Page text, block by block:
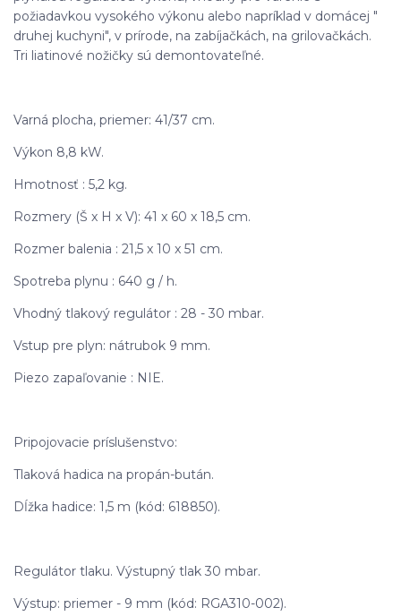
požiadavkou vysokého výkonu alebo napríklad v domácej "
druhej kuchyni", v prírode, na zabíjačkách, na grilovačkách.
Tri liatinové nožičky sú demontovateľné.
Varná plocha, priemer: 41/37 cm.
Výkon 8,8 kW.
Hmotnosť : 5,2 kg.
Rozmery (Š x H x V): 41 x 60 x 18,5 cm.
Rozmer balenia : 21,5 x 10 x 51 cm.
Spotreba plynu : 640 g / h.
Vhodný tlakový regulátor : 28 - 30 mbar.
Vstup pre plyn: nátrubok 9 mm.
Piezo zapaľovanie : NIE.
Pripojovacie príslušenstvo:
Tlaková hadica na propán-bután.
Dĺžka hadice: 1,5 m (kód: 618850).
Regulátor tlaku. Výstupný tlak 30 mbar.
Výstup: priemer - 9 mm (kód: RGA310-002).